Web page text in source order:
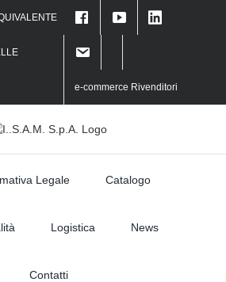
e-commerce Rivenditori
Legale Catalogo
Logistica News
Contatti